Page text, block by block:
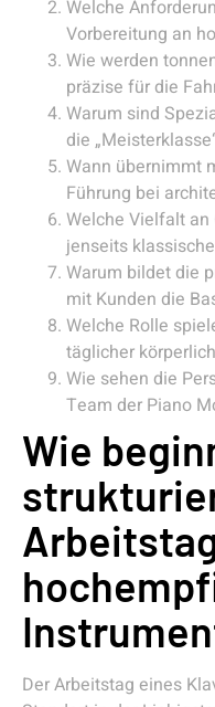
Welche
Vorbereitung an
Wie werden
präzise für die
Warum sind
die
Wann übernimmt
Führung bei
Welche Vielfalt
jenseits
Warum bildet die
mit Kunden die
Welche Rolle
täglicher
Wie sehen die
Team der Piano
Wie
Der Arbeitstag eines